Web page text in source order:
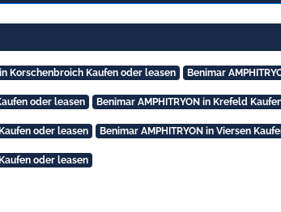
Korschenbroich Kaufen oder leasen Benimar
oder leasen Benimar AMPHITRYON in Krefeld
oder leasen Benimar AMPHITRYON in Viersen
oder leasen